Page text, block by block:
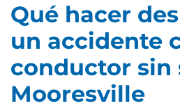
Qué hacer
un accidente
conductor sin
Mooresville